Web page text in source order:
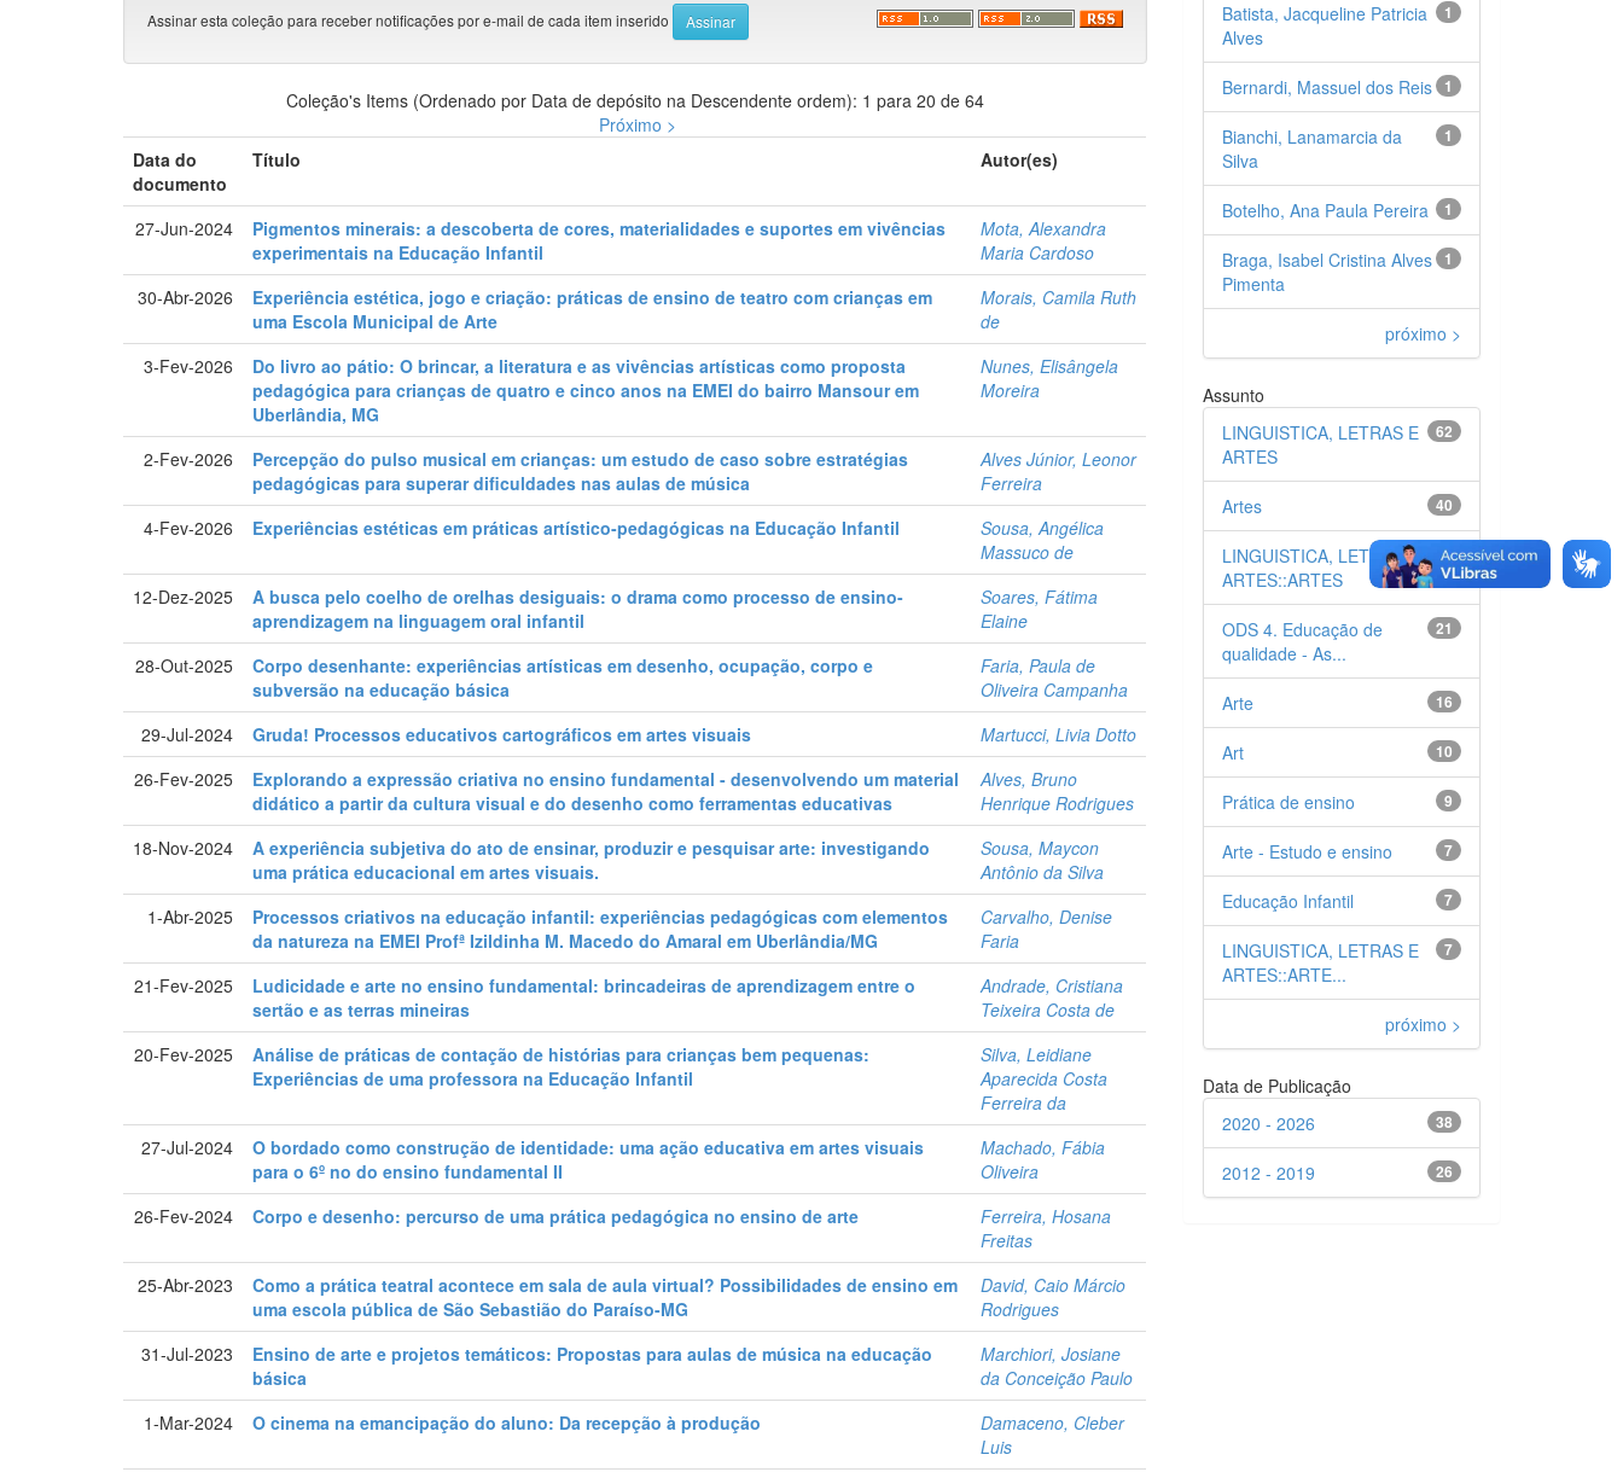
Assinar esta coleção para receber notificações por e-mail de cada item inserido
Coleção's Items (Ordenado por Data de depósito na Descendente ordem): 1 para 20 de 64
Próximo >
Data do
documento
Título Autor(es)
27-Jun-2024
Pigmentos minerais: a descoberta de cores, materialidades e suportes em vivências
experimentais na Educação Infantil
Mota, Alexandra
Maria Cardoso
30-Abr-2026
Experiência estética, jogo e criação: práticas de ensino de teatro com crianças em
uma Escola Municipal de Arte
Morais, Camila Ruth
de
3-Fev-2026
Do livro ao pátio: O brincar, a literatura e as vivências artísticas como proposta
pedagógica para crianças de quatro e cinco anos na EMEI do bairro Mansour em
Uberlândia, MG
Nunes, Elisângela
Moreira
2-Fev-2026
Percepção do pulso musical em crianças: um estudo de caso sobre estratégias
pedagógicas para superar dificuldades nas aulas de música
Alves Júnior, Leonor
Ferreira
4-Fev-2026
Experiências estéticas em práticas artístico-pedagógicas na Educação Infantil
Sousa, Angélica
Massuco de
12-Dez-2025
A busca pelo coelho de orelhas desiguais: o drama como processo de ensino-
aprendizagem na linguagem oral infantil
Soares, Fátima
Elaine
28-Out-2025
Corpo desenhante: experiências artísticas em desenho, ocupação, corpo e
subversão na educação básica
Faria, Paula de
Oliveira Campanha
29-Jul-2024
Gruda! Processos educativos cartográficos em artes visuais
Martucci, Livia Dotto
26-Fev-2025
Explorando a expressão criativa no ensino fundamental - desenvolvendo um material
didático a partir da cultura visual e do desenho como ferramentas educativas
Alves, Bruno
Henrique Rodrigues
18-Nov-2024
A experiência subjetiva do ato de ensinar, produzir e pesquisar arte: investigando
uma prática educacional em artes visuais.
Sousa, Maycon
Antônio da Silva
1-Abr-2025
Processos criativos na educação infantil: experiências pedagógicas com elementos
da natureza na EMEI Profª Izildinha M. Macedo do Amaral em Uberlândia/MG
Carvalho, Denise
Faria
21-Fev-2025
Ludicidade e arte no ensino fundamental: brincadeiras de aprendizagem entre o
sertão e as terras mineiras
Andrade, Cristiana
Teixeira Costa de
20-Fev-2025
Análise de práticas de contação de histórias para crianças bem pequenas:
Experiências de uma professora na Educação Infantil
Silva, Leidiane
Aparecida Costa
Ferreira da
27-Jul-2024
O bordado como construção de identidade: uma ação educativa em artes visuais
para o 6º no do ensino fundamental II
Machado, Fábia
Oliveira
26-Fev-2024
Corpo e desenho: percurso de uma prática pedagógica no ensino de arte
Ferreira, Hosana
Freitas
25-Abr-2023
Como a prática teatral acontece em sala de aula virtual? Possibilidades de ensino em
uma escola pública de São Sebastião do Paraíso-MG
David, Caio Márcio
Rodrigues
31-Jul-2023
Ensino de arte e projetos temáticos: Propostas para aulas de música na educação
básica
Marchiori, Josiane
da Conceição Paulo
1-Mar-2024
O cinema na emancipação do aluno: Da recepção à produção
Damaceno, Cleber
Luis
1
Batista, Jacqueline Patricia
Alves
1
Bernardi, Massuel dos Reis
1
Bianchi, Lanamarcia da
Silva
1
Botelho, Ana Paula Pereira
1
Braga, Isabel Cristina Alves
Pimenta
próximo >
Assunto
62
LINGUISTICA, LETRAS E
ARTES
40
Artes
37
LINGUISTICA, LETRAS E
ARTES::ARTES
21
ODS 4. Educação de
qualidade - As...
16
Arte
10
Art
9
Prática de ensino
7
Arte - Estudo e ensino
7
Educação Infantil
7
LINGUISTICA, LETRAS E
ARTES::ARTE...
próximo >
Data de Publicação
38
2020 - 2026
26
2012 - 2019